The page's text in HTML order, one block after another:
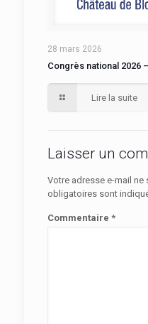
28 mars 2026
Congrès national 2026
Lire la suite
Laisser un
Votre adresse e-mail ne
obligatoires sont
Commentaire *